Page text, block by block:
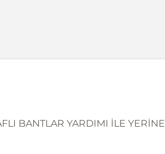
BANTLAR YARDIMI İLE YERİNE